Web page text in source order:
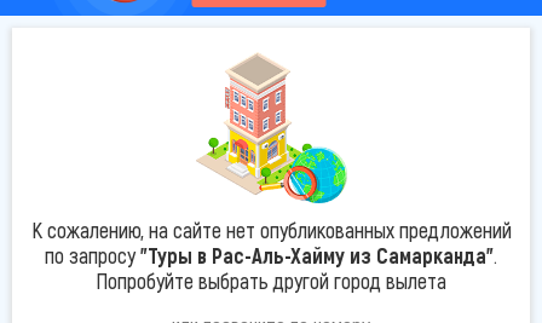
К сожалению, на сайте нет опубликованных предложений
по запросу"Туры в Рас-Аль-Хайму из Самарканда".
Попробуйте выбрать другой город вылета